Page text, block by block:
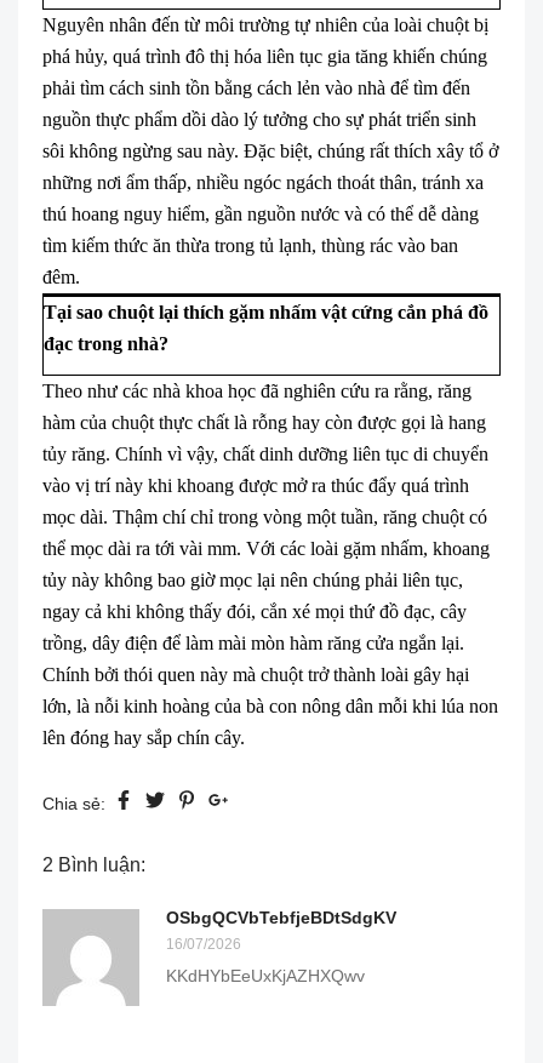
Nguyên nhân đến từ môi trường tự nhiên của loài chuột bị
phá hủy, quá trình đô thị hóa liên tục gia tăng khiến chúng
phải tìm cách sinh tồn bằng cách lẻn vào nhà để tìm đến
nguồn thực phẩm dồi dào lý tưởng cho sự phát triển sinh
sôi không ngừng sau này. Đặc biệt, chúng rất thích xây tổ ở
những nơi ẩm thấp, nhiều ngóc ngách thoát thân, tránh xa
thú hoang nguy hiểm, gần nguồn nước và có thể dễ dàng
tìm kiếm thức ăn thừa trong tủ lạnh, thùng rác vào ban
đêm.
Tại sao chuột lại thích gặm nhấm vật cứng cắn phá đồ
đạc trong nhà?
Theo như các nhà khoa học đã nghiên cứu ra rằng, răng
hàm của chuột thực chất là rỗng hay còn được gọi là hang
tủy răng. Chính vì vậy, chất dinh dưỡng liên tục di chuyển
vào vị trí này khi khoang được mở ra thúc đẩy quá trình
mọc dài. Thậm chí chỉ trong vòng một tuần, răng chuột có
thể mọc dài ra tới vài mm. Với các loài gặm nhấm, khoang
tủy này không bao giờ mọc lại nên chúng phải liên tục,
ngay cả khi không thấy đói, cắn xé mọi thứ đồ đạc, cây
trồng, dây điện để làm mài mòn hàm răng cửa ngắn lại.
Chính bởi thói quen này mà chuột trở thành loài gây hại
lớn, là nỗi kinh hoàng của bà con nông dân mỗi khi lúa non
lên đóng hay sắp chín cây.
Chia sẻ:
2 Bình luận:
OSbgQCVbTebfjeBDtSdgKV
16/07/2026
KKdHYbEeUxKjAZHXQwv